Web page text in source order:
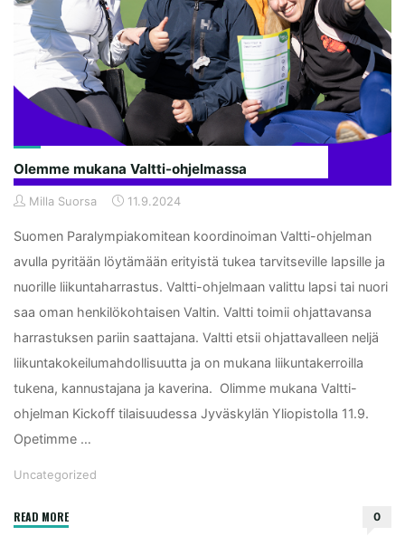
Olemme mukana Valtti-ohjelmassa
Milla Suorsa 11.9.2024
Suomen Paralympiakomitean koordinoiman Valtti-ohjelman
avulla pyritään löytämään erityistä tukea tarvitseville lapsille ja
nuorille liikuntaharrastus. Valtti-ohjelmaan valittu lapsi tai nuori
saa oman henkilökohtaisen Valtin. Valtti toimii ohjattavansa
harrastuksen pariin saattajana. Valtti etsii ohjattavalleen neljä
liikuntakokeilumahdollisuutta ja on mukana liikuntakerroilla
tukena, kannustajana ja kaverina. Olimme mukana Valtti-
ohjelman Kickoff tilaisuudessa Jyväskylän Yliopistolla 11.9.
Opetimme …
Uncategorized
READ MORE"Olemme
0